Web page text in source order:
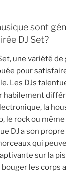
sont
DJ Set?
une variété de
pour
Les DJs
habilement
la
le rock ou
DJ a son
qui
sur la
les corps